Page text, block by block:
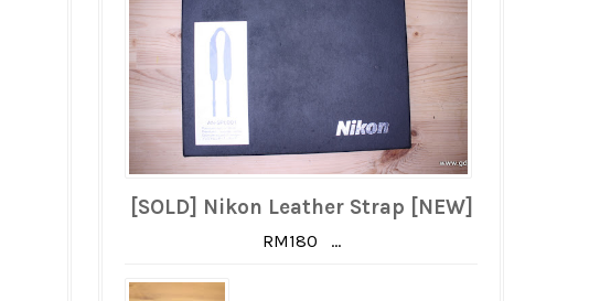
[SOLD] Nikon Leather Strap [NEW]
RM180 ...